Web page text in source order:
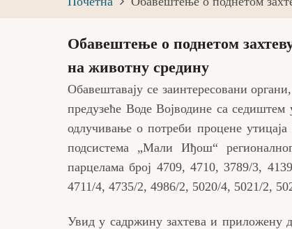
Обавештење о поднетом
на животну средину
Обавештавају се заинтересовани
предузеће Воде Војводине са
одлучивање о потреби процене
подсистема „Мали Иђош“
парцелама број 4709, 4710, 3789/3,
4711/4, 4735/2, 4986/2, 5020/4, 5021/2,
Увид у садржину захтева и приложену